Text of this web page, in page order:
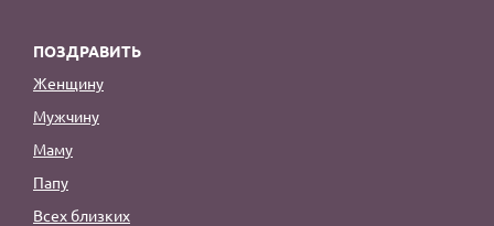
ПОЗДРАВИТЬ
Женщину
Мужчину
Маму
Папу
Всех близких